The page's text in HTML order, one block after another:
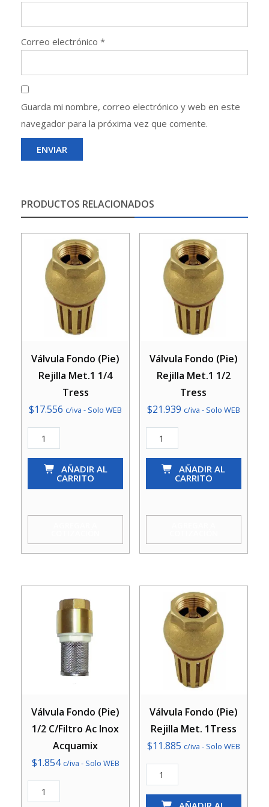
Correo electrónico *
Guarda mi nombre, correo electrónico y web en este
navegador para la próxima vez que comente.
PRODUCTOS RELACIONADOS
Válvula Fondo (Pie)
Rejilla Met.1 1/4
Tress
$17.556 c/iva - Solo WEB
Válvula
Fondo
(Pie)
1/4
cantidad
AÑADIR AL
CARRITO
Válvula Fondo (Pie)
Rejilla Met.1 1/2
Tress
$21.939 c/iva - Solo WEB
Válvula
Fondo
(Pie)
1/2
cantidad
AÑADIR AL
CARRITO
Válvula Fondo (Pie)
1/2 C/Filtro Ac Inox
Acquamix
$1.854 c/iva - Solo WEB
Válvula
Válvula Fondo (Pie)
Rejilla Met. 1Tress
$11.885 c/iva - Solo WEB
Válvula
Fondo